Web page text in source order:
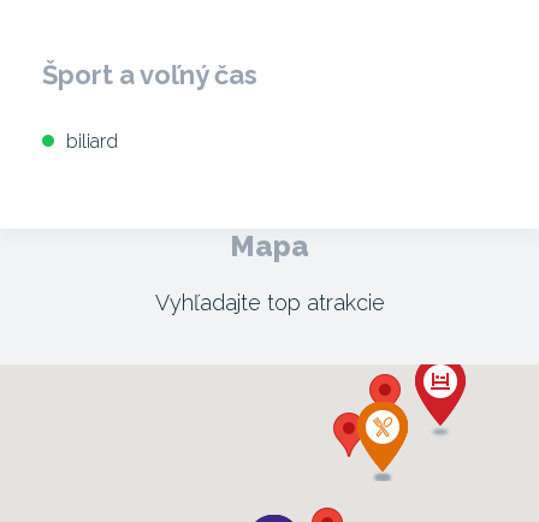
Šport a voľný čas
biliard
Mapa
Vyhľadajte top atrakcie